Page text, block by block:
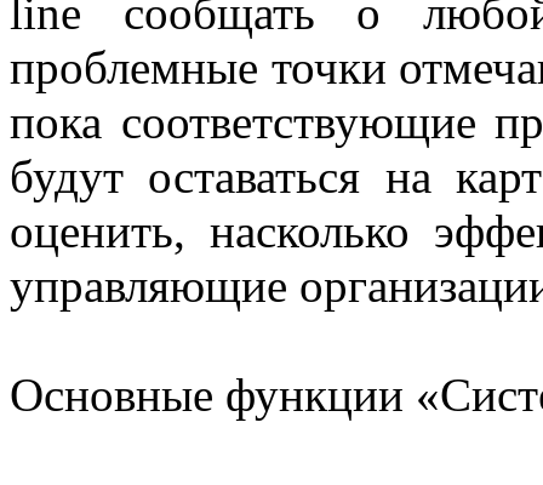
line сообщать о
проблемные точки
пока соответствующие
будут оставаться на
оценить, насколько
управляющие
Основные функции